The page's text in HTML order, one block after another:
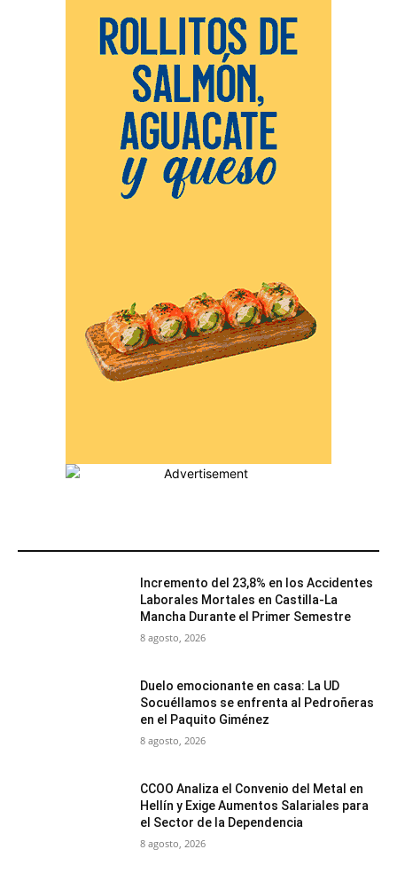
Incremento del 23,8% en los Accidentes
Laborales Mortales en Castilla-La
Mancha Durante el Primer Semestre
8 agosto, 2026
Duelo emocionante en casa: La UD
Socuéllamos se enfrenta al Pedroñeras
en el Paquito Giménez
8 agosto, 2026
CCOO Analiza el Convenio del Metal en
Hellín y Exige Aumentos Salariales para
el Sector de la Dependencia
8 agosto, 2026